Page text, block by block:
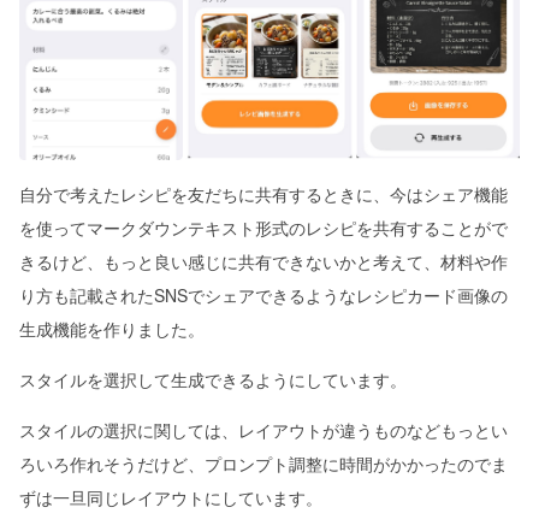
自分で考えたレシピを友だちに共有するときに、今はシェア機能
を使ってマークダウンテキスト形式のレシピを共有することがで
きるけど、もっと良い感じに共有できないかと考えて、材料や作
り方も記載されたSNSでシェアできるようなレシピカード画像の
生成機能を作りました。
スタイルを選択して生成できるようにしています。
スタイルの選択に関しては、レイアウトが違うものなどもっとい
ろいろ作れそうだけど、プロンプト調整に時間がかかったのでま
ずは一旦同じレイアウトにしています。